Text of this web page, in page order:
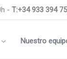
- T:+34 933 394
Nuestro